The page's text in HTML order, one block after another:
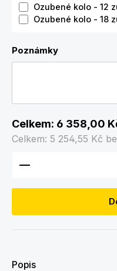
Ozubené kolo - 12
Ozubené kolo - 18
Poznámky
Celkem: 6 358,00
Celkem: 5 254,55 Kč
Množství
Popis